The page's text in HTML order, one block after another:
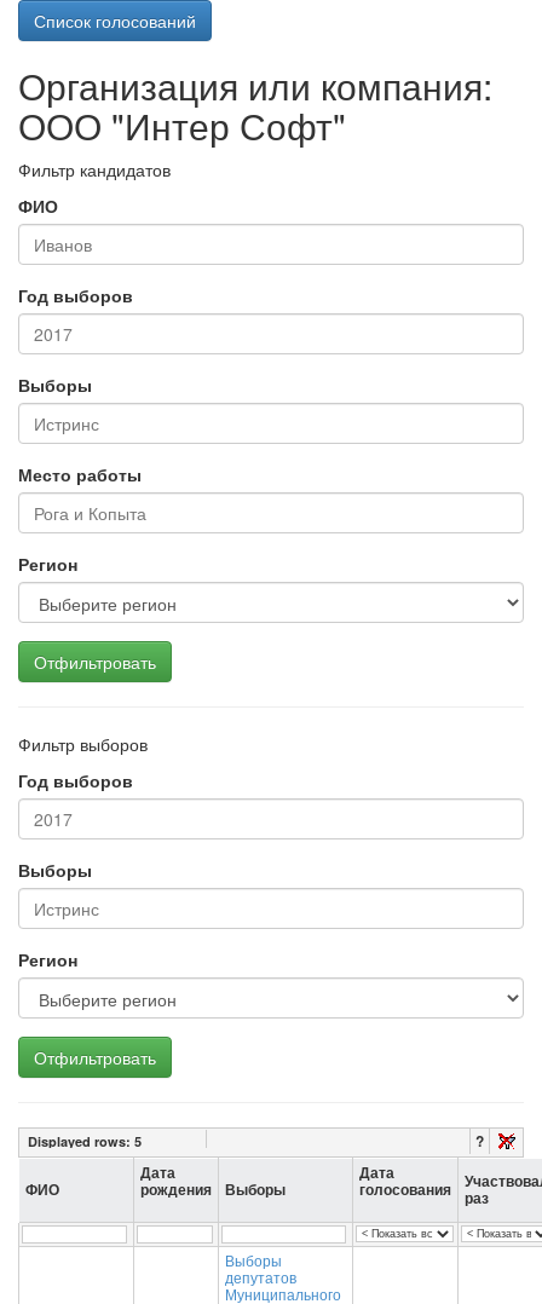
Список голосований
Организация или компания:
ООО "Интер Софт"
Фильтр кандидатов
ФИО
Год выборов
Выборы
Место работы
Регион
Отфильтровать
Фильтр выборов
Год выборов
Выборы
Регион
Отфильтровать
Displayed rows: 5 ?
ФИО
Дата
рождения
Выборы
Дата
голосования
раз
Выборы
депутатов
Муниципального